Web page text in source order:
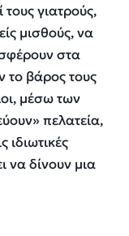
γιατρούς,
μισθούς, να
στα
το βάρος τους
μέσω των
πελατεία,
ιδιωτικές
να δίνουν μια